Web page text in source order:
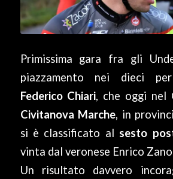
Primissima gara fra gli
piazzamento nei dieci
Federico Chiari, che oggi nel
Civitanova Marche, in
si è classificato al sesto
vinta dal veronese Enrico
Un risultato davvero